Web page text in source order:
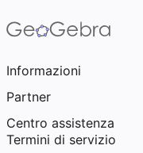
Informazioni
Partner
Centro assistenza
Termini di servizio